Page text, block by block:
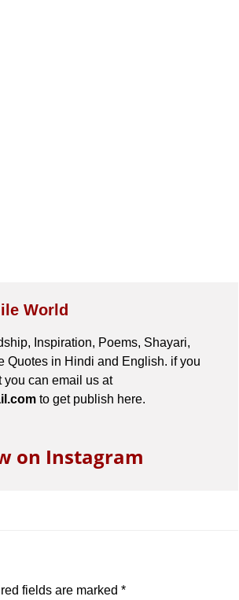
World
Inspiration, Poems, Shayari,
Quotes in Hindi and English. if you
you can email us at
to get publish here.
on Instagram
fields are marked *